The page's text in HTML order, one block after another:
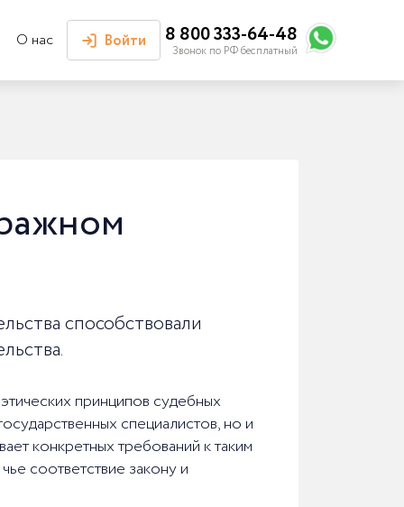
О нас Войти 8 800 333-64-48
Звонок по РФ бесплатный
способствовали
принципов судебных
специалистов, но и
конкретных требований к таким
соответствие закону и